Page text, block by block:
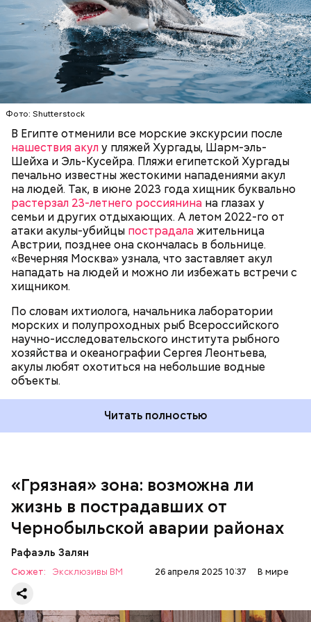
Фото: Shutterstock
В Египте отменили все морские экскурсии после
нашествия акулу пляжей Хургады, Шарм-эль-
Шейха и Эль-Кусейра. Пляжи египетской Хургады
печально известны жестокими нападениями акул
на людей. Так, в июне 2023 года хищник буквально
растерзал 23-летнего россиянина на глазах у
семьи и других отдыхающих. А летом 2022-го от
атаки акулы-убийцы пострадалажительница
Австрии, позднее она скончалась в больнице.
«Вечерняя Москва» узнала, что заставляет акул
нападать на людей и можно ли избежать встречи с
хищником.
По словам ихтиолога, начальника лаборатории
морских и полупроходных рыб Всероссийского
научно-исследовательского института рыбного
хозяйства и океанографии Сергея Леонтьева,
акулы любят охотиться на небольшие водные
объекты.
— Очень много случаев зарегистрировано, когда
акулы атаковали небольшие суда с надувными
пассажиры таких плавательных средств
оказывались жертвами этих хищных рыб, — сказал
собеседник «ВМ».
Читать полностью
БЕЗОПАСНОСТЬ СМЕРТЬ РЫБА
«Грязная» зона: возможна ли
жизнь в пострадавших от
Чернобыльской аварии районах
Рафаэль Залян
Сюжет: Эксклюзивы ВМ 26 апреля 2025 10:37 В мире
Так как расстояния большие, экскурсионные
группы преодолевают первые 15 километров на
автобусе. Проезжают вглубь леса, пробираясь по
одичавшим местам, где начинается самая «грязная»
зона.
Собеседник «Вечерней Москвы» отметил, что еще
несколько лет назад о таких походах даже мечтать
не приходилось, но сегодня это вполне
гидом.
— Для группы из пяти человек такое путешествие
обойдется в пределах 340 белорусских рублей
(около 10311 рублей по ЦБ РФ — прим. «ВМ»), —
уточнил он.
По мнению военного эксперта и сопредседателя
Ассоциации военных политологов Василия
Белозерова, стрелки часов Судного дня уже не раз
передвигали, но никакой глобальной значимости
они не имели.
— Ко всем этим рейтингам и часам нужно
относиться скептически, ведь все эти оценки
экспертов, заключения, предположения
ангажированы. Такие заявления кому-то выгодны,
— пояснил эксперт.
Он заметил, что в мире действительно непростая
ситуация с точки зрения ядерного оружия, оружия
массового уничтожения. Проблемы экологии и
сохранения природы тоже стоят остро.